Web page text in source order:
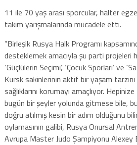
11 ile 70 yaş arası sporcular, halter
takım yarışmalarında mücadele etti.
“Birleşik Rusya Halk Programı
desteklemek amacıyla şu parti projeleri
‘Güçlülerin Seçimi’, ‘Çocuk Sporları’ ve
Kursk sakinlerinin aktif bir yaşam
sağlıklarını korumayı amaçlıyor.
bugün bir şeyler yolunda gitmese bile,
doğru atılmış kesin bir adım olduğunu
oylamasının galibi, Rusya Onursal
Avrupa Master Judo Şampiyonu Alexey